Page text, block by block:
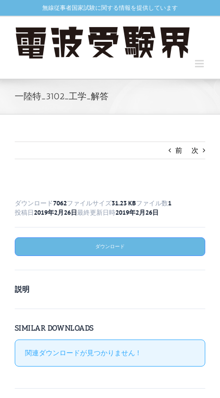
to
無線従事者国家試験に関する情報を提供しています
一陸特_3102_工学_解答
前 次
ダウンロード7062ファイルサイズ31.23 KBファイル数1
投稿日2019年2月26日最終更新日時2019年2月26日
ダウンロード
説明
SIMILAR DOWNLOADS
関連ダウンロードが見つかりません !